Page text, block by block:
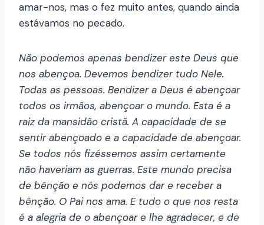
amar-nos, mas o fez muito antes, quando ainda
estávamos no pecado.
Não podemos apenas bendizer este Deus que
nos abençoa. Devemos bendizer tudo Nele.
Todas as pessoas. Bendizer a Deus é abençoar
todos os irmãos, abençoar o mundo. Esta é a
raiz da mansidão cristã. A capacidade de se
sentir abençoado e a capacidade de abençoar.
Se todos nós fizéssemos assim certamente
não haveriam as guerras. Este mundo precisa
de bênção e nós podemos dar e receber a
bênção. O Pai nos ama. E tudo o que nos resta
é a alegria de o abençoar e lhe agradecer, e de